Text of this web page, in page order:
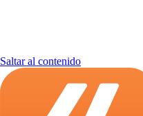
Saltar al contenido